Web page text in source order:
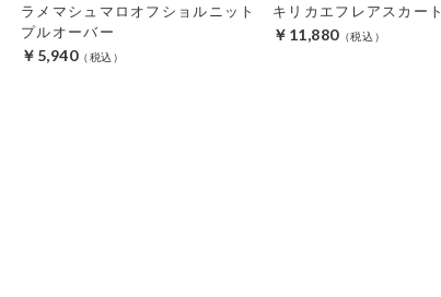
ラメマシュマロオフショルニット
プルオーバー
￥5,940
キリカエフレアスカート
￥11,880